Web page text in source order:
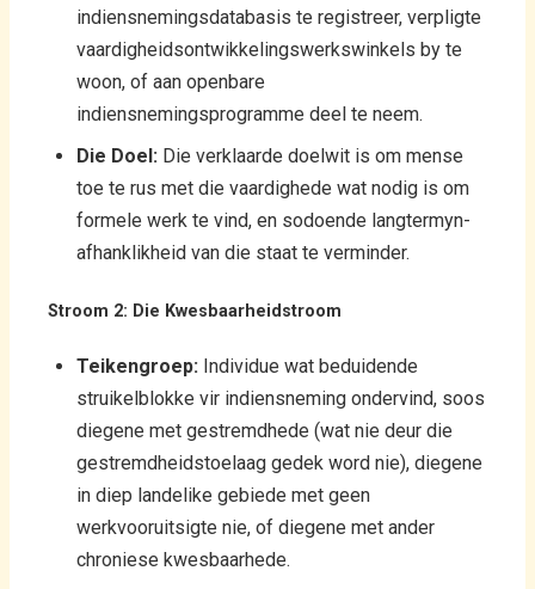
indiensnemingsdatabasis te registreer, verpligte
vaardigheidsontwikkelingswerkswinkels by te
woon, of aan openbare
indiensnemingsprogramme deel te neem.
Die Doel: Die verklaarde doelwit is om mense
toe te rus met die vaardighede wat nodig is om
formele werk te vind, en sodoende langtermyn-
afhanklikheid van die staat te verminder.
Stroom 2: Die Kwesbaarheidstroom
Teikengroep: Individue wat beduidende
struikelblokke vir indiensneming ondervind, soos
diegene met gestremdhede (wat nie deur die
gestremdheidstoelaag gedek word nie), diegene
in diep landelike gebiede met geen
werkvooruitsigte nie, of diegene met ander
chroniese kwesbaarhede.